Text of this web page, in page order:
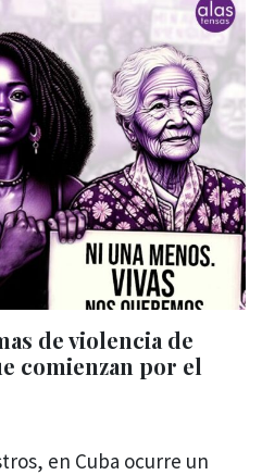
de violencia de
comienzan por el
en Cuba ocurre un